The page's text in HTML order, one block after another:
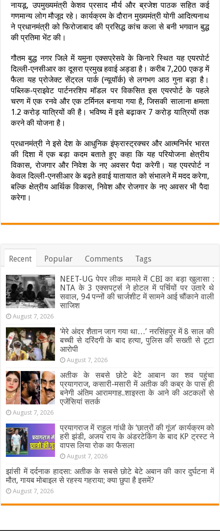
नायडू, उपमुख्यमंत्री केशव प्रसाद मौर्य और ब्रजेश पाठक सहित कई
गणमान्य लोग मौजूद रहे। कार्यक्रम के दौरान मुख्यमंत्री योगी आदित्यनाथ
ने प्रधानमंत्री को फिरोजाबाद की प्रसिद्ध कांच कला से बनी भगवान बुद्ध
की प्रतिमा भेंट की।
गौतम बुद्ध नगर जिले में यमुना एक्सप्रेसवे के किनारे स्थित यह एयरपोर्ट
दिल्ली-एनसीआर का दूसरा प्रमुख हवाई अड्डा है। करीब 7,200 एकड़ में
फैला यह प्रोजेक्ट सेंट्रल पार्क (न्यूयॉर्क) से लगभग आठ गुना बड़ा है।
पब्लिक-प्राइवेट पार्टनरशिप मॉडल पर विकसित इस एयरपोर्ट के पहले
चरण में एक रनवे और एक टर्मिनल बनाया गया है, जिसकी सालाना क्षमता
1.2 करोड़ यात्रियों की है। भविष्य में इसे बढ़ाकर 7 करोड़ यात्रियों तक
करने की योजना है।
प्रधानमंत्री ने इसे देश के आधुनिक इंफ्रास्ट्रक्चर और आत्मनिर्भर भारत
की दिशा में एक बड़ा कदम बताते हुए कहा कि यह परियोजना क्षेत्रीय
विकास, रोजगार और निवेश के नए अवसर पैदा करेगी। यह एयरपोर्ट न
केवल दिल्ली-एनसीआर के बढ़ते हवाई यातायात को संभालने में मदद करेगा,
बल्कि क्षेत्रीय आर्थिक विकास, निवेश और रोजगार के नए अवसर भी पैदा
करेगा।
Recent Popular Comments Tags
NEET-UG पेपर लीक मामले में CBI का बड़ा खुलासा :
NTA के 3 एक्सपर्ट्स ने होटल में पर्चियों पर उतारे थे
सवाल, 94 पन्नों की चार्जशीट में सामने आई चौंकाने वाली
साजिश
August 7, 2026
‘मेरे अंदर शैतान जाग गया था…’ नरसिंहपुर में 8 साल की
बच्ची से दरिंदगी के बाद हत्या, पुलिस की सख्ती से टूटा
आरोपी
August 7, 2026
अतीक के सबसे छोटे बेटे आबान का शव पहुंचा
प्रयागराज, कसारी-मसारी में अतीक की कब्र के पास ही
बनेगी अंतिम आरामगाह..शाइस्ता के आने की अटकलों से
एजेंसियां सतर्क
August 7, 2026
प्रयागराज में राहुल गांधी के ‘छात्रों की गूंज’ कार्यक्रम को
हरी झंडी, अजय राय के अंडरटेकिंग के बाद KP ट्रस्ट ने
वापस लिया रोक का फैसला
August 7, 2026
झांसी में दर्दनाक हादसा: अतीक के सबसे छोटे बेटे अबान की कार दुर्घटना में
मौत, गायब मोबाइल से रहस्य गहराया; क्या छुपा है इसमें?
August 7, 2026